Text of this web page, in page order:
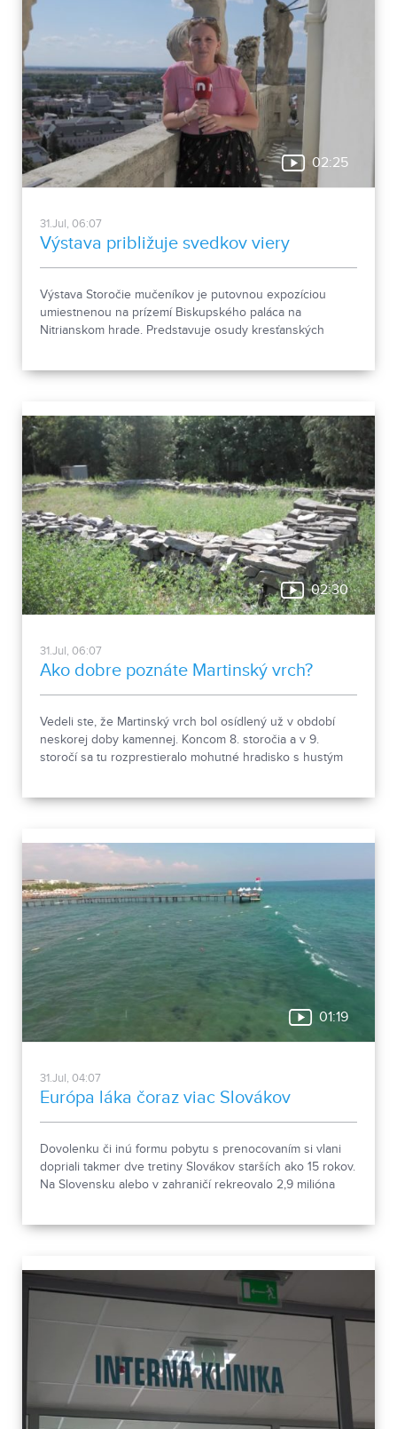
02:25
31.Jul, 06:07
Výstava približuje svedkov viery
Výstava Storočie mučeníkov je putovnou expozíciou
umiestnenou na prízemí Biskupského paláca na
Nitrianskom hrade. Predstavuje osudy kresťanských
02:30
31.Jul, 06:07
Ako dobre poznáte Martinský vrch?
Vedeli ste, že Martinský vrch bol osídlený už v období
neskorej doby kamennej. Koncom 8. storočia a v 9.
storočí sa tu rozprestieralo mohutné hradisko s hustým
nemocnice s dvoma menšími pavilónmi a park.
01:19
31.Jul, 04:07
Európa láka čoraz viac Slovákov
Dovolenku či inú formu pobytu s prenocovaním si vlani
dopriali takmer dve tretiny Slovákov starších ako 15 rokov.
Na Slovensku alebo v zahraničí rekreovalo 2,9 milióna